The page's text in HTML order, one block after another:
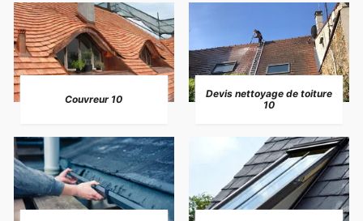
Couvreur 10
Devis nettoyage de toiture
10